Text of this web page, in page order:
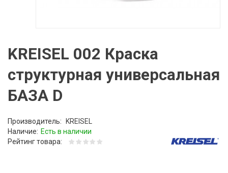
KREISEL 002 Краска
структурная универсальная
БАЗА D
Производитель:
KREISEL
Наличие: Есть в наличии
Рейтинг товара: